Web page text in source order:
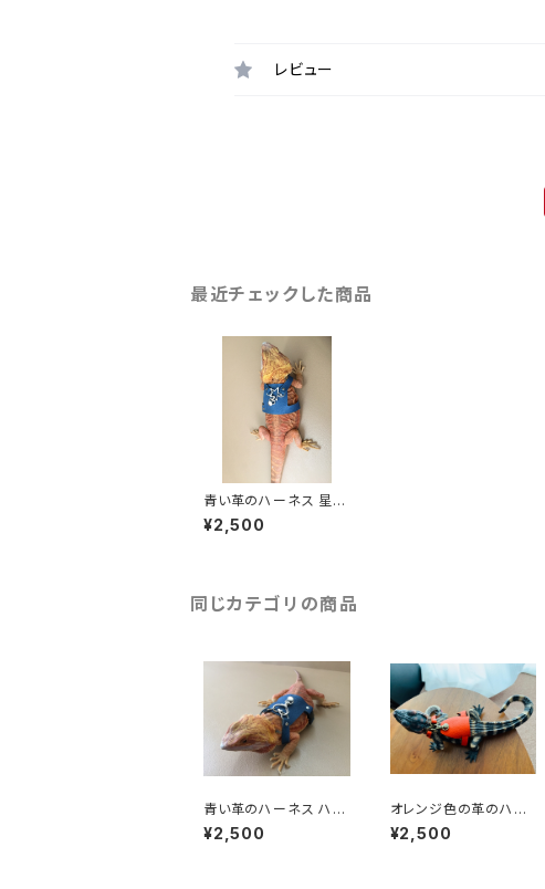
レビュー
最近チェックした商品
青い革のハーネス 星の
金具
¥2,500
同じカテゴリの商品
青い革のハーネス ハー
トの金具
¥2,500
オレンジ色の革のハー
ネス
¥2,500